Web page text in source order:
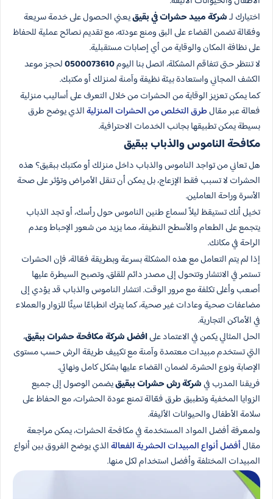
اختيارك لـشركة مبيد حشرات في بقيقيعني الحصول على خدمة سريعة
وفعّالة تضمن القضاء على البق ومنع عودته، مع تقديم نصائح عملية للحفاظ
على نظافة المكان والوقاية من أي إصابات مستقبلية.
لا تنتظر حتى تتفاقم المشكلة، اتصل بنا اليوم0500073610لحجز موعد
الكشف المجاني واستعادة بيئة نظيفة وآمنة لمنزلك أو مكتبك.
كما يمكن تعزيز الوقاية من الحشرات من خلال التعرف على أساليب منزلية
فعالة عبر مقالطرق التخلص من الحشرات المنزليةالذي يوضح طرق
بسيطة يمكن تطبيقها بجانب الخدمات الاحترافية.
مكافحة الناموس والذباب ببقيق
هل تعاني من تواجد الناموس والذباب داخل منزلك أو مكتبك ببقيق؟ هذه
الحشرات لا تسبب فقط الإزعاج، بل يمكن أن تنقل الأمراض وتؤثر على صحة
الأسرة وراحة العاملين.
تخيل أنك تستيقظ ليلاً لسماع طنين الناموس حول رأسك، أو تجد الذباب
يتجمع على الطعام والأسطح النظيفة، مما يزيد من شعور الإحباط وعدم
الراحة في مكانك.
إذا لم يتم التعامل مع هذه المشكلة بسرعة وبطريقة فعّالة، فإن الحشرات
تستمر في الانتشار وتتحول إلى مصدر دائم للقلق، وتصبح السيطرة عليها
أصعب وأغلى تكلفة مع مرور الوقت. انتشار الناموس والذباب قد يؤدي إلى
مضاعفات صحية وعادات غير صحية، كما يترك انطباعًا سيئًا للزوار والعملاء
في الأماكن التجارية.
الحل المثالي يكمن في الاعتماد علىافضل شركة مكافحة حشرات​ ببقيق،
التي تستخدم مبيدات معتمدة وآمنة مع تكييف طريقة الرش حسب مستوى
الإصابة ونوع الحشرة، لضمان القضاء عليها بشكل كامل ونهائي.
فريقنا المدرب فيشركة رش حشرات​ ببقيقيضمن الوصول إلى جميع
الزوايا المخفية وتطبيق طرق فعّالة تمنع عودة الحشرات، مع الحفاظ على
سلامة الأطفال والحيوانات الأليفة.
ولمعرفة أفضل المواد المستخدمة في مكافحة الحشرات، يمكن مراجعة
مقالأفضل أنواع المبيدات الحشرية الفعالةالذي يوضح الفروق بين أنواع
المبيدات المختلفة وأفضل استخدام لكل منها.